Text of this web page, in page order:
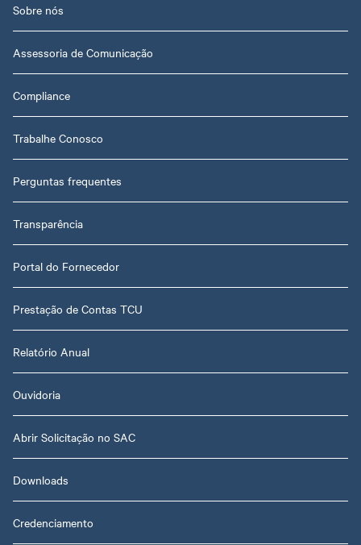
Sobre nós
Assessoria de Comunicação
Compliance
Trabalhe Conosco
Perguntas frequentes
Transparência
Portal do Fornecedor
Prestação de Contas TCU
Relatório Anual
Ouvidoria
Abrir Solicitação no SAC
Downloads
Credenciamento